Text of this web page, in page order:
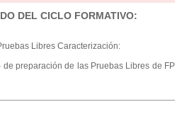
DEL CICLO FORMATIVO:
Libres Caracterización:
preparación de las Pruebas Libres de FP